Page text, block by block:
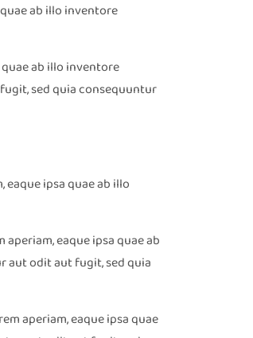
ab illo inventore
ab illo inventore
sed quia consequuntur
ipsa quae ab illo
eaque ipsa quae ab
aut odit aut fugit, sed quia
aperiam, eaque ipsa quae